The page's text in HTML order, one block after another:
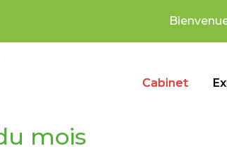
Bienvenue sur notre nouveau
Cabinet
mois